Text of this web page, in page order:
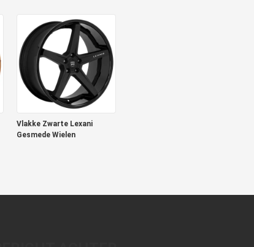
Vlakke Zwarte Lexani
Gesmede Wielen